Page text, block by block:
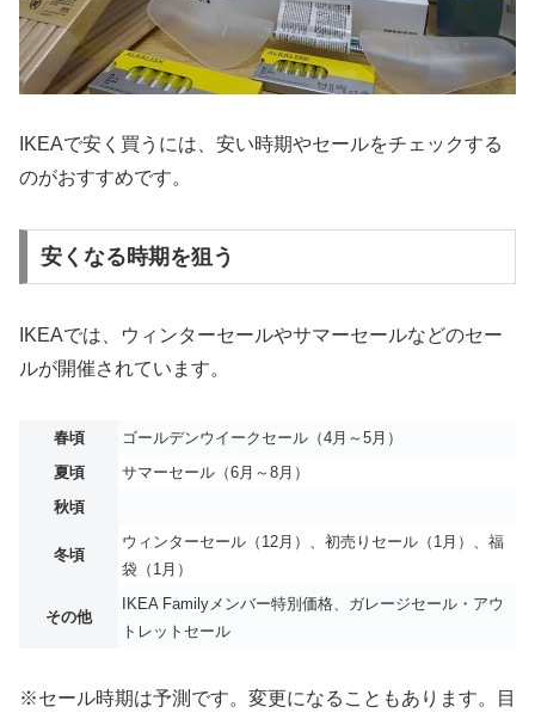
IKEAで安く買うには、安い時期やセールをチェックする
のがおすすめです。
安くなる時期を狙う
IKEAでは、ウィンターセールやサマーセールなどのセー
ルが開催されています。
春頃
ゴールデンウイークセール（4月～5月）
夏頃
サマーセール（6月～8月）
秋頃
冬頃
ウィンターセール（12月）、初売りセール（1月）、福
袋（1月）
その他
IKEA Familyメンバー特別価格、ガレージセール・アウ
トレットセール
※セール時期は予測です。変更になることもあります。目